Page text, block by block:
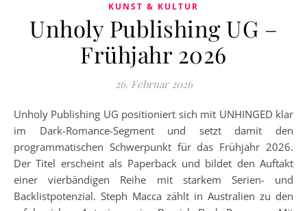
KUNST & KULTUR
Unholy Publishing UG –
Frühjahr 2026
26. Februar 2026
Unholy Publishing UG positioniert sich mit UNHINGED klar
im Dark-Romance-Segment und setzt damit den
programmatischen Schwerpunkt für das Frühjahr 2026.
Der Titel erscheint als Paperback und bildet den Auftakt
einer vierbändigen Reihe mit starkem Serien- und
Backlistpotenzial. Steph Macca zählt in Australien zu den